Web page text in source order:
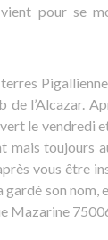
pour se
de l’Alcazar.
le vendredi
mais toujours
vous être
son nom,
Mazarine